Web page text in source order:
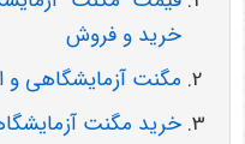
خرید و فروش
مگنت آزمایشگاهی
خرید مگنت